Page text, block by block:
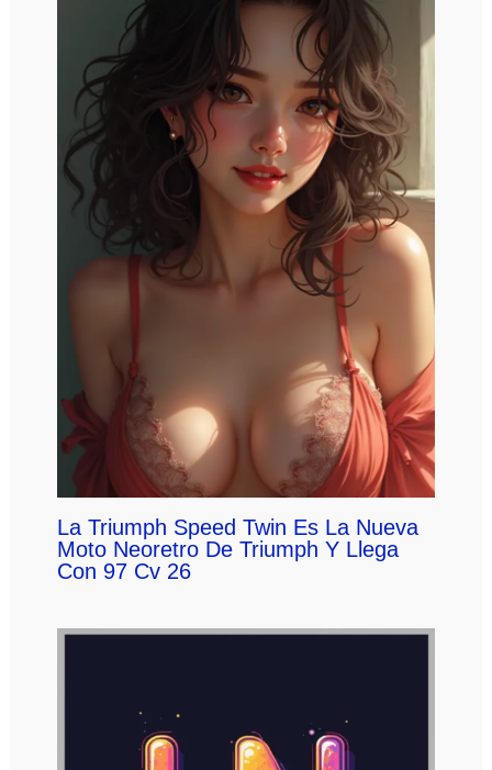
La Triumph Speed Twin Es La Nueva
Moto Neoretro De Triumph Y Llega
Con 97 Cv 26